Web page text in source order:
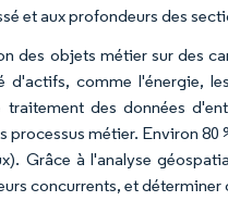
et aux profondeurs des
des objets métier sur des
d'actifs, comme l'énergie,
traitement des données
processus métier. Environ
Grâce à l'analyse
concurrents, et